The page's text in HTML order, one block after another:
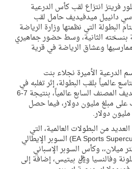
فريتز انتزاع لقب كأس الدرعية
الروسي دانييل ميدفيديف حامل لقب
البطولة التي نظمتها وزارة الرياضة
الثانية، وسط حضور جماهيري
وعشاق الرياضة في قرية
الدرعية الأميرة نجلاء بنت
عالمياً بلقب البطولة، إثر تغلبه في
المباراة الختامية على ميدفيديف المصنف السابع عالمياً، بنتيجة 7-6
على مبلغ مليون دولار، فيما حصل
دولار.
ويشهد موسم الدرعية 2022 العديد من البطولات العالمية، التي
ستتواصل مع إقامة كأس (EA Sports Supercup) السوبر الإيطالي
ميلان،، وكأس السوبر الإسباني
وفالنسيا وريال بيتيس، إضافة إلى